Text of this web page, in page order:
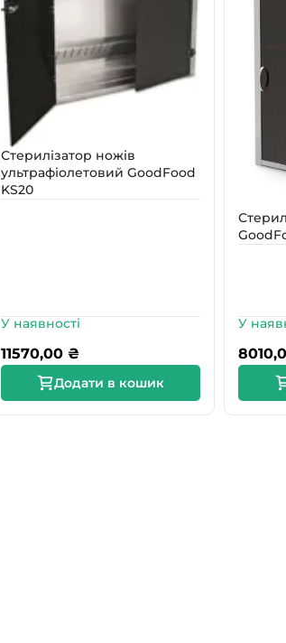
Стерилізатор ножів
ультрафіолетовий GoodFood
KS20
У наявності
11570,00 ₴
Додати в кошик
У